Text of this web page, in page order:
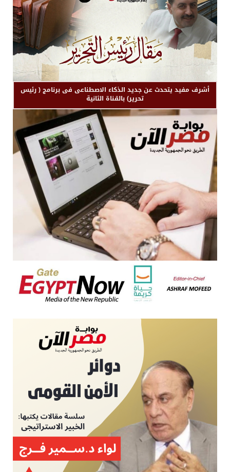
أشرف مفيد يتحدث عن جديد الذكاء الاصطناعى فى برنامج ( رئيس
تحرير) بالقناة الثانية